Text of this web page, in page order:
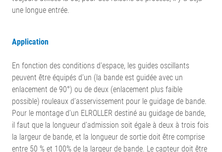
une longue entrée.
Application
En fonction des conditions d'espace, les guides oscillants
peuvent être équipés d'un (la bande est guidée avec un
enlacement de 90°) ou de deux (enlacement plus faible
possible) rouleaux d’asservissement pour le guidage de bande.
Pour le montage d'un ELROLLER destiné au guidage de bande,
il faut que la longueur d'admission soit égale à deux à trois fois
la largeur de bande, et la longueur de sortie doit être comprise
entre 50 % et 100% de la largeur de bande. Le capteur doit être